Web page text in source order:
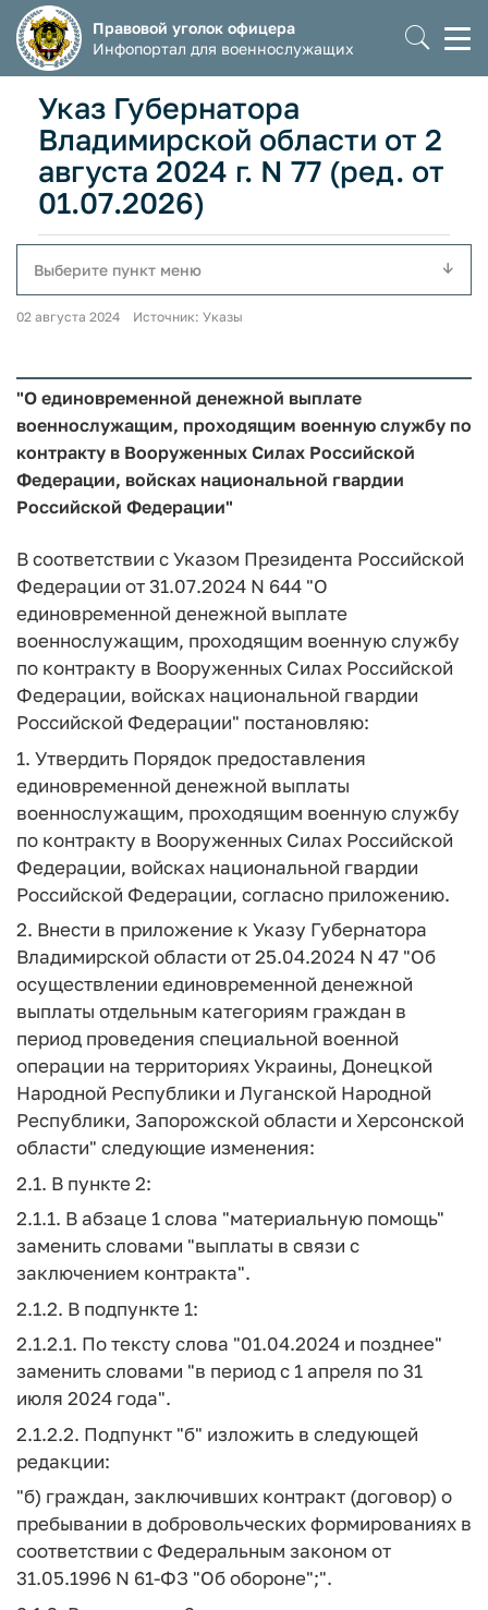
Правовой уголок офицера
Инфопортал для военнослужащих
Указ Губернатора
Владимирской области от 2
августа 2024 г. N 77 (ред. от
01.07.2026)
Выберите пункт меню
02 августа 2024 Источник: Указы
"О единовременной денежной выплате
военнослужащим, проходящим военную службу по
контракту в Вооруженных Силах Российской
Федерации, войсках национальной гвардии
Российской Федерации"
В соответствии с Указом Президента Российской
Федерации от 31.07.2024 N 644 "О
единовременной денежной выплате
военнослужащим, проходящим военную службу
по контракту в Вооруженных Силах Российской
Федерации, войсках национальной гвардии
Российской Федерации" постановляю:
1. Утвердить Порядок предоставления
единовременной денежной выплаты
военнослужащим, проходящим военную службу
по контракту в Вооруженных Силах Российской
Федерации, войсках национальной гвардии
Российской Федерации, согласно приложению.
2. Внести в приложение к Указу Губернатора
Владимирской области от 25.04.2024 N 47 "Об
осуществлении единовременной денежной
выплаты отдельным категориям граждан в
период проведения специальной военной
операции на территориях Украины, Донецкой
Народной Республики и Луганской Народной
Республики, Запорожской области и Херсонской
области" следующие изменения:
2.1. В пункте 2:
2.1.1. В абзаце 1 слова "материальную помощь"
заменить словами "выплаты в связи с
заключением контракта".
2.1.2. В подпункте 1:
2.1.2.1. По тексту слова "01.04.2024 и позднее"
заменить словами "в период с 1 апреля по 31
июля 2024 года".
2.1.2.2. Подпункт "б" изложить в следующей
редакции:
"б) граждан, заключивших контракт (договор) о
пребывании в добровольческих формированиях в
соответствии с Федеральным законом от
31.05.1996 N 61-ФЗ "Об обороне";".